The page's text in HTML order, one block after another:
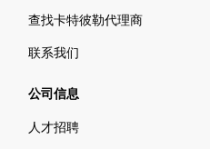
查找卡特彼勒代理商
联系我们
公司信息
人才招聘